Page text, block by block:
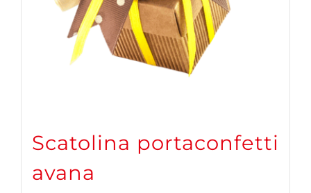
Scatolina portaconfetti
avana